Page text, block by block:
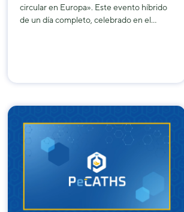
circular en Europa». Este evento híbrido
de un día completo, celebrado en el…